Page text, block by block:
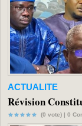
ACTUALITE
Révision
(0 vote) | 0